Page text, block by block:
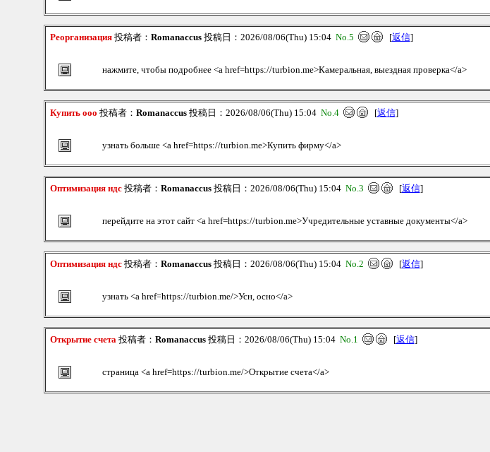
Реорганизация投稿者： Romanaccus投稿日：2026/08/06(Thu) 15:04 No.5 [返信]
нажмите, чтобы подробнее <a href=https://turbion.me>Камеральная, выездная проверка</a>
Купить ооо 投稿者： Romanaccus投稿日：2026/08/06(Thu) 15:04 No.4 [返信]
узнать больше <a href=https://turbion.me>Купить фирму</a>
Оптимизация ндс投稿者： Romanaccus投稿日：2026/08/06(Thu) 15:04 No.3 [返信]
перейдите на этот сайт <a href=https://turbion.me>Учредительные уставные документы</a>
Оптимизация ндс投稿者： Romanaccus投稿日：2026/08/06(Thu) 15:04 No.2 [返信]
узнать <a href=https://turbion.me/>Усн, осно</a>
Открытие счета投稿者： Romanaccus投稿日：2026/08/06(Thu) 15:04 No.1 [返信]
страница <a href=https://turbion.me/>Открытие счета</a>